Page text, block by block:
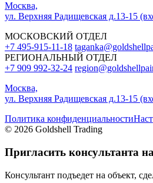
Москва,
ул. Верхняя Радищевская д.13-15
МОСКОВСКИЙ ОТДЕЛ
+7 495-915-11-18
РЕГИОНАЛЬНЫЙ ОТДЕЛ
+7 909 992-32-24‬
Москва,
ул. Верхняя Радищевская д.13-15
Политика конфиденциальности
© 2026 Goldshell Trading
Пригласить консультанта
Консультант подъедет на объект,